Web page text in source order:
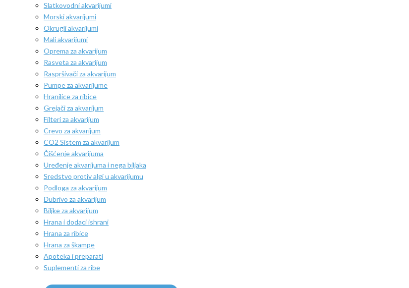
Slatkovodni akvarijumi
Morski akvarijumi
Okrugli akvarijumi
Mali akvarijumi
Oprema za akvarijum
Rasveta za akvarijum
Raspršivači za akvarijum
Pumpe za akvarijume
Hranilice za ribice
Grejači za akvarijum
Filteri za akvarijum
Crevo za akvarijum
CO2 Sistem za akvarijum
Čišćenje akvarijuma
Uređenje akvarijuma i nega biljaka
Sredstvo protiv algi u akvarijumu
Podloga za akvarijum
Đubrivo za akvarijum
Biljke za akvarijum
Hrana i dodaci ishrani
Hrana za ribice
Hrana za škampe
Apoteka i preparati
Suplementi za ribe